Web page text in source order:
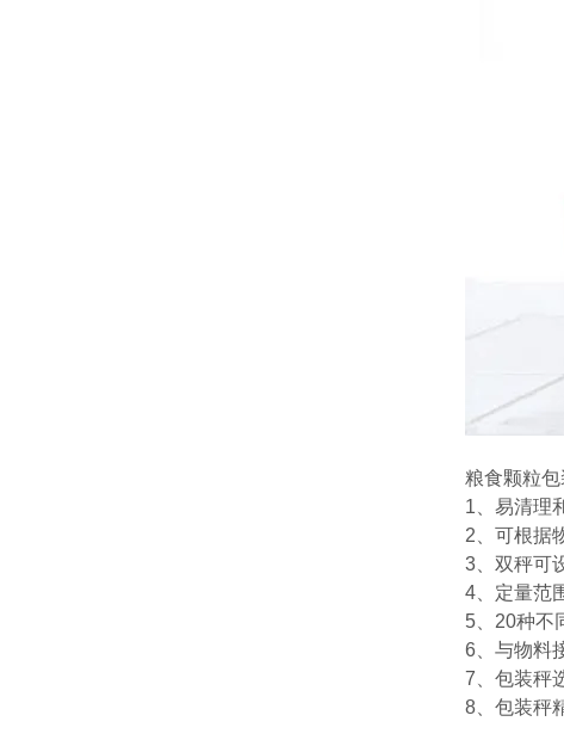
粮食颗粒包
1、易清理
2、可根据
3、双秤可
4、定量范
5、20种不
6、与物料
7、包装秤
8、包装秤